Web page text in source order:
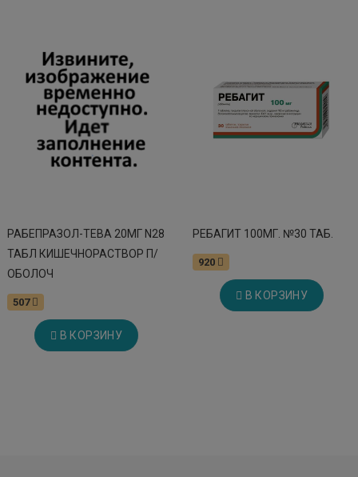
РАБЕПРАЗОЛ-ТЕВА 20МГ N28
ТАБЛ КИШЕЧНОРАСТВОР П/
ОБОЛОЧ
507
В КОРЗИНУ
РЕБАГИТ 100МГ. №30 ТАБ.
920
В КОРЗИНУ